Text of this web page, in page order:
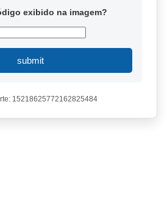
exibido na imagem?
submit
15218625772162825484